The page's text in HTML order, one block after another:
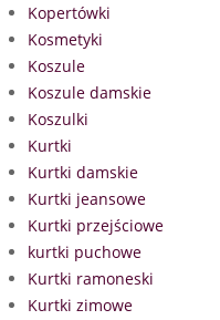
Kopertówki
Kosmetyki
Koszule
Koszule damskie
Koszulki
Kurtki
Kurtki damskie
Kurtki jeansowe
Kurtki przejściowe
kurtki puchowe
Kurtki ramoneski
Kurtki zimowe